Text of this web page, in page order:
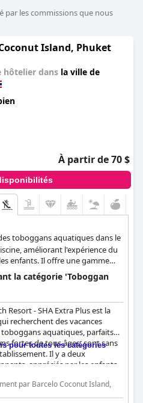
par les commissions que nous
Island, Phuket
hôtelier dans la ville de
À partir de 70 $
toboggans aquatiques dans le
améliorant l'expérience du
enfants. Il offre une gamme
un séjour mémorable.
la catégorie 'Toboggan
Resort - SHA Extra Plus est la
recherchent des vacances
toboggans aquatiques, parfaits
fortes de tous âges, sont sans
Il y a deux
appréciés par les enfants
de la piscine sont
de tailles différentes. Bien
les toboggans, cela n'empêche
pour toutes les catégories
par Barcelo Coconut Island,